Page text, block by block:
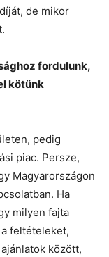
de mikor
fordulunk,
kötünk
pedig
piac. Persze,
Magyarországon
Ha
milyen fajta
feltételeket,
között,